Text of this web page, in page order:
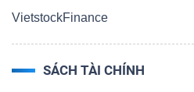
VietstockFinance
SÁCH TÀI CHÍNH